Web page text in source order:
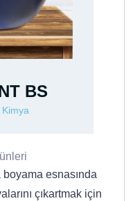
Boya Sökücü
Kimya
esnasında
çıkartmak için